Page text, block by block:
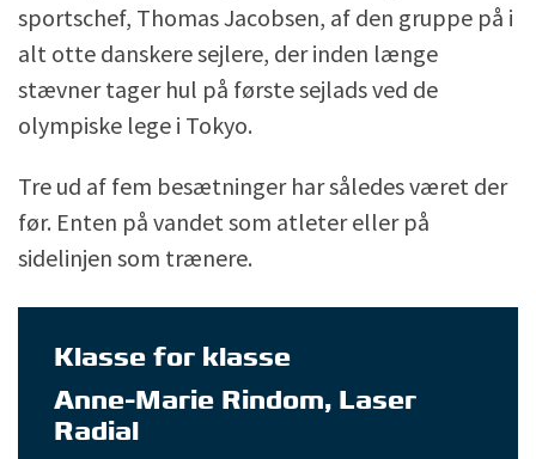
sportschef, Thomas Jacobsen, af den gruppe på i
alt otte danskere sejlere, der inden længe
stævner tager hul på første sejlads ved de
olympiske lege i Tokyo.
Tre ud af fem besætninger har således været der
før. Enten på vandet som atleter eller på
sidelinjen som trænere.
Klasse for klasse
Anne-Marie Rindom, Laser
Radial